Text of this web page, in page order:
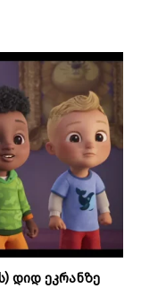
დიდ ეკრანზე